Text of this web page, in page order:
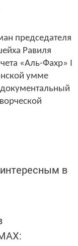
председателя
Равиля
«Аль-Фахр» I
умме
в